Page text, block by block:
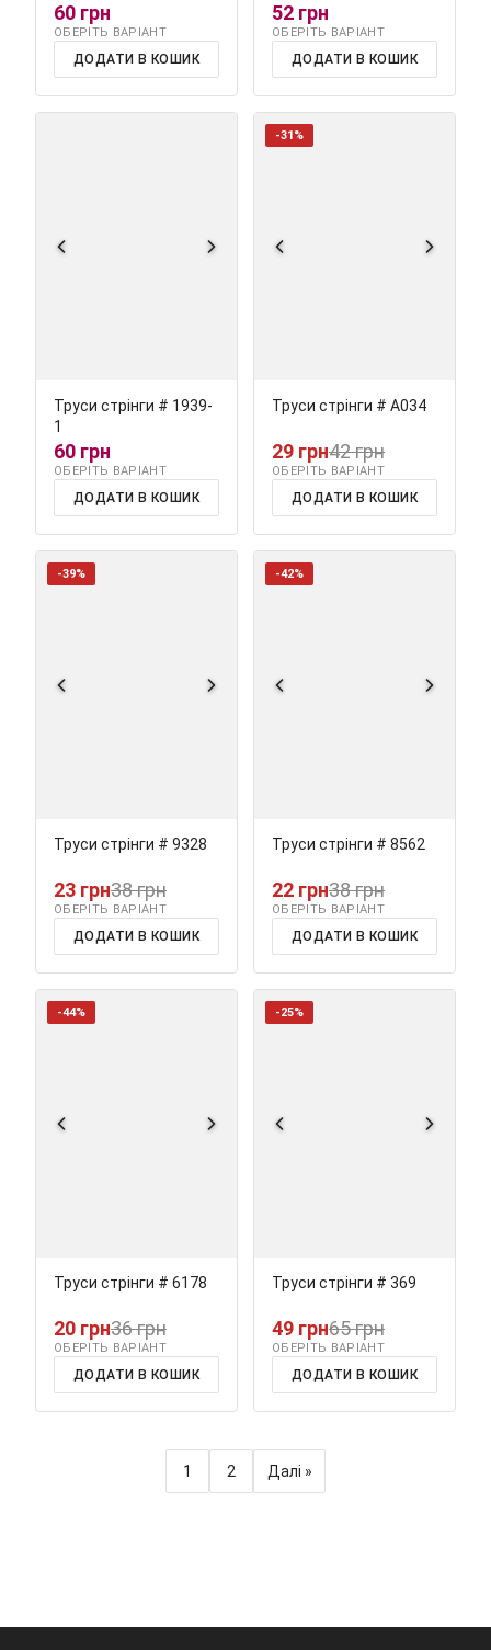
60 грн
ОБЕРІТЬ ВАРІАНТ
ДОДАТИ В КОШИК
52 грн
ОБЕРІТЬ ВАРІАНТ
ДОДАТИ В КОШИК
Труси стрінги # 1939-
1
60 грн
ОБЕРІТЬ ВАРІАНТ
ДОДАТИ В КОШИК
-31%
Труси стрінги # А034
29 грн42 грн
ОБЕРІТЬ ВАРІАНТ
ДОДАТИ В КОШИК
-39%
Труси стрінги # 9328
23 грн38 грн
ОБЕРІТЬ ВАРІАНТ
ДОДАТИ В КОШИК
-42%
Труси стрінги # 8562
22 грн38 грн
ОБЕРІТЬ ВАРІАНТ
ДОДАТИ В КОШИК
-44%
Труси стрінги # 6178
20 грн36 грн
ОБЕРІТЬ ВАРІАНТ
ДОДАТИ В КОШИК
-25%
Труси стрінги # 369
49 грн65 грн
ОБЕРІТЬ ВАРІАНТ
ДОДАТИ В КОШИК
1 2 Далі »